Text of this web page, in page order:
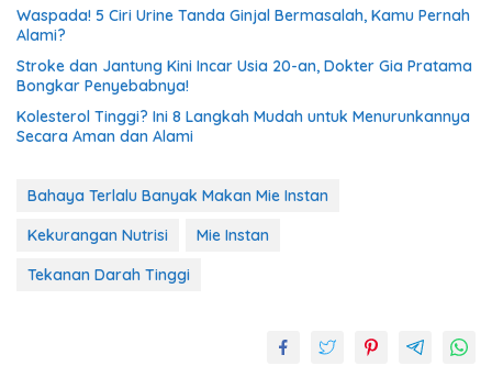
Waspada! 5 Ciri Urine Tanda Ginjal Bermasalah, Kamu Pernah
Alami?
Stroke dan Jantung Kini Incar Usia 20-an, Dokter Gia Pratama
Bongkar Penyebabnya!
Kolesterol Tinggi? Ini 8 Langkah Mudah untuk Menurunkannya
Secara Aman dan Alami
Bahaya Terlalu Banyak Makan Mie Instan
Kekurangan Nutrisi
Mie Instan
Tekanan Darah Tinggi